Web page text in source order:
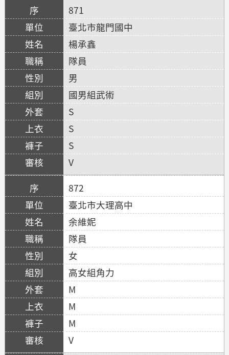
871
臺北市龍門國中
楊承鑫
隊員
男
國男組武術
S
S
S
V
872
臺北市大理高中
余維妮
隊員
女
高女組角力
M
M
M
V